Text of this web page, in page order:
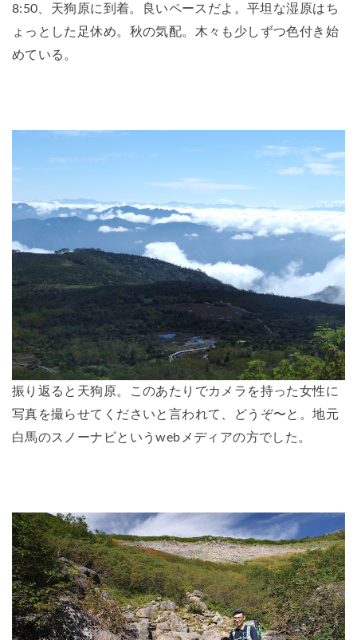
8:50、天狗原に到着。良いペースだよ。平坦な湿原はち
ょっとした足休め。秋の気配。木々も少しずつ色付き始
めている。
振り返ると天狗原。このあたりでカメラを持った女性に
写真を撮らせてくださいと言われて、どうぞ〜と。地元
白馬のスノーナビというwebメディアの方でした。